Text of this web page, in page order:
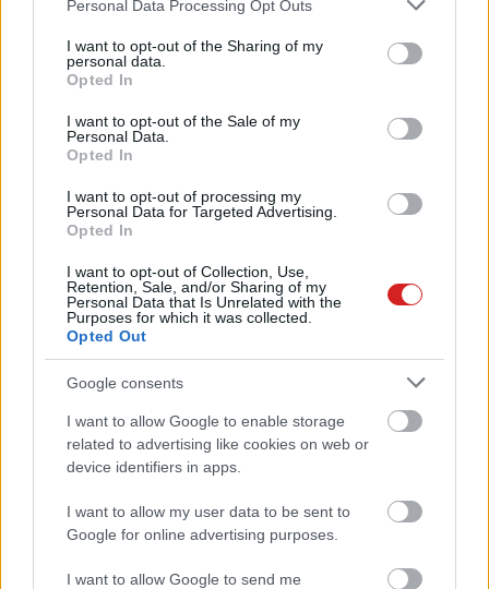
not limited to your visit or usage behaviour. You may click to
grant or deny consent to Google and its third-party tags to
use your data for below specified purposes in below Google
consent section.
Personal Data Processing Opt Outs
I want to opt-out of the Sharing of my
personal data.
Opted In
I want to opt-out of the Sale of my
Personal Data.
Opted In
I want to opt-out of processing my
Personal Data for Targeted Advertising.
Opted In
I want to opt-out of Collection, Use,
Retention, Sale, and/or Sharing of my
Personal Data that Is Unrelated with the
Purposes for which it was collected.
Opted Out
Google consents
I want to allow Google to enable storage
related to advertising like cookies on web or
device identifiers in apps.
I want to allow my user data to be sent to
Google for online advertising purposes.
I want to allow Google to send me
Szoftver| 2017.03.09 17:45